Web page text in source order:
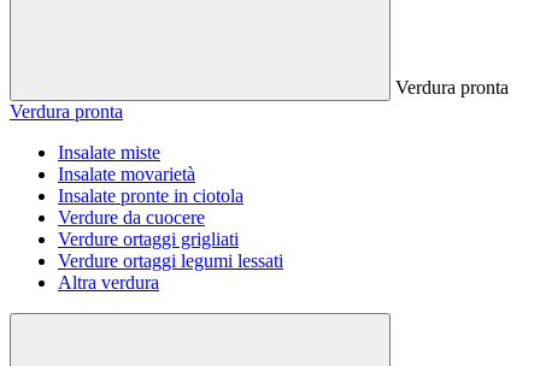
Verdura pronta
Verdura pronta
Insalate miste
Insalate movarietà
Insalate pronte in ciotola
Verdure da cuocere
Verdure ortaggi grigliati
Verdure ortaggi legumi lessati
Altra verdura